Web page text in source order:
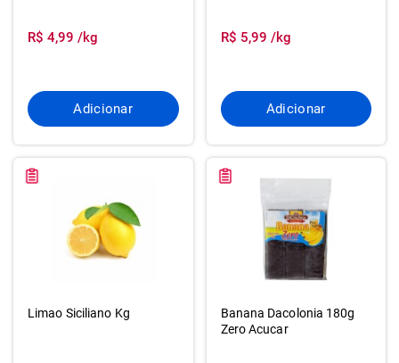
R$ 4,99 /kg
Adicionar
R$ 5,99 /kg
Adicionar
Limao Siciliano Kg
Banana Dacolonia 180g
Zero Acucar